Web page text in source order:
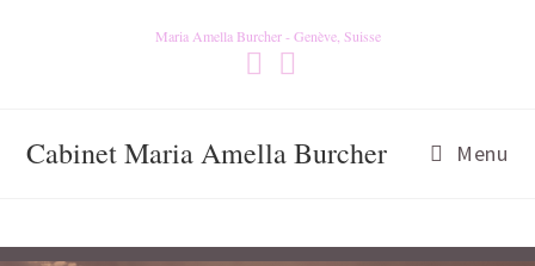
Maria Amella Burcher - Genève, Suisse
Cabinet Maria Amella Burcher Menu